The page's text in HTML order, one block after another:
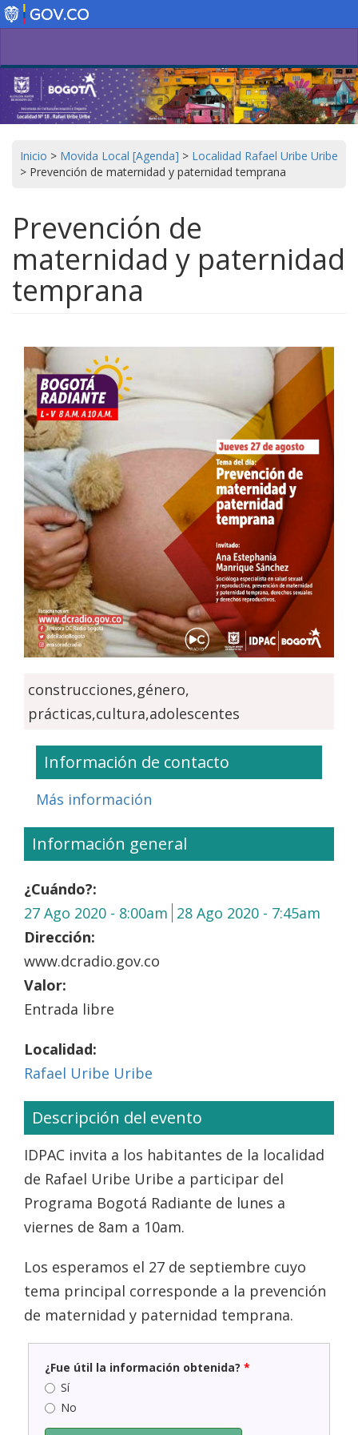
Pasar
al
Inicio > Movida Local [Agenda] > Localidad Rafael Uribe Uribe
> Prevención de maternidad y paternidad temprana
Prevención de
maternidad y paternidad
temprana
construcciones,género,
prácticas,cultura,adolescentes
Información de contacto
Más información
Información general
¿Cuándo?:
27 Ago 2020 - 8:00am 28 Ago 2020 - 7:45am
Dirección:
www.dcradio.gov.co
Valor:
Entrada libre
Localidad:
Rafael Uribe Uribe
Descripción del evento
IDPAC invita a los habitantes de la localidad
de Rafael Uribe Uribe a participar del
Programa Bogotá Radiante de lunes a
viernes de 8am a 10am.
Los esperamos el 27 de septiembre cuyo
tema principal corresponde a la prevención
de maternidad y paternidad temprana.
¿Fue útil la información obtenida? *
Sí
No